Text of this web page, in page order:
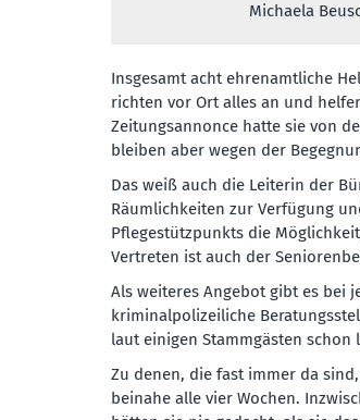
Michaela
Insgesamt acht ehrenamtliche
richten vor Ort alles an und
Zeitungsannonce hatte sie von
bleiben aber wegen der
Das weiß auch die Leiterin der
Räumlichkeiten zur Verfügung
Pflegestützpunkts die
Vertreten ist auch der
Als weiteres Angebot gibt es bei
kriminalpolizeiliche
laut einigen Stammgästen schon
Zu denen, die fast immer da
beinahe alle vier Wochen.